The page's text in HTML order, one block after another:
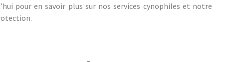
pour en savoir plus sur nos services cynophiles et notre